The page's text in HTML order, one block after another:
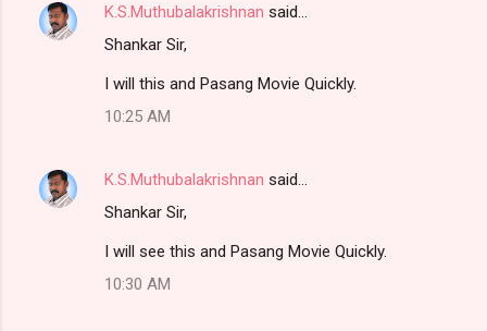
K.S.Muthubalakrishnan said…
Shankar Sir,
I will this and Pasang Movie Quickly.
10:25 AM
K.S.Muthubalakrishnan said…
Shankar Sir,
I will see this and Pasang Movie Quickly.
10:30 AM